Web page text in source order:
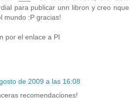
para publicar unn libron y creo nque
mundo :P gracias!
por el enlace a PI
de 2009 a las 16:08
recomendaciones!